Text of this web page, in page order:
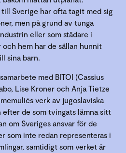
Sverige har ofta tagit med sig
men på grund av tunga
eller som städare i
och hem har de sällan hunnit
sina barn.
med BITOI (Cassius
Lise Kroner och Anja Tietze
verk av jugoslaviska
efter de som tvingats lämna sitt
om Sveriges ansvar för de
som inte redan representeras i
samtidigt som verket är